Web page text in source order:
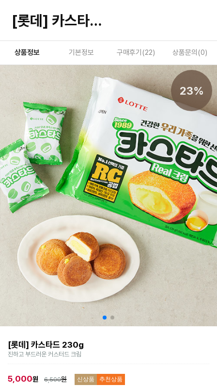
[롯데] 카스타드 230g
상품정보 기본정보 구매후기(22) 상품문의(0)
23%
[롯데] 카스타드 230g
진하고 부드러운 커스터드 크림
5,000원 6,500원 신상품 추천상품